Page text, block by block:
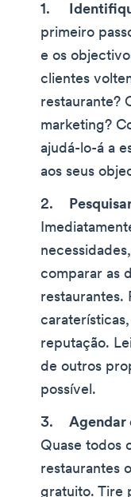
primeiro
e os
clientes
restaurante?
marketing?
ajudá-lo-á a
aos seus
comparar as
restaurantes.
reputação.
de outros
possível.
Agendar
Quase todos
restaurantes
gratuito. Tire